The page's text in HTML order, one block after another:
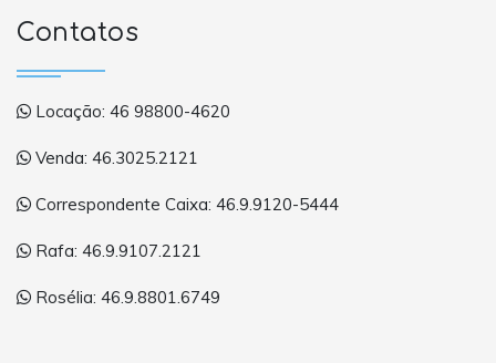
Contatos
Locação: 46 98800-4620
Venda: 46.3025.2121
Correspondente Caixa: 46.9.9120-5444
Rafa: 46.9.9107.2121
Rosélia: 46.9.8801.6749